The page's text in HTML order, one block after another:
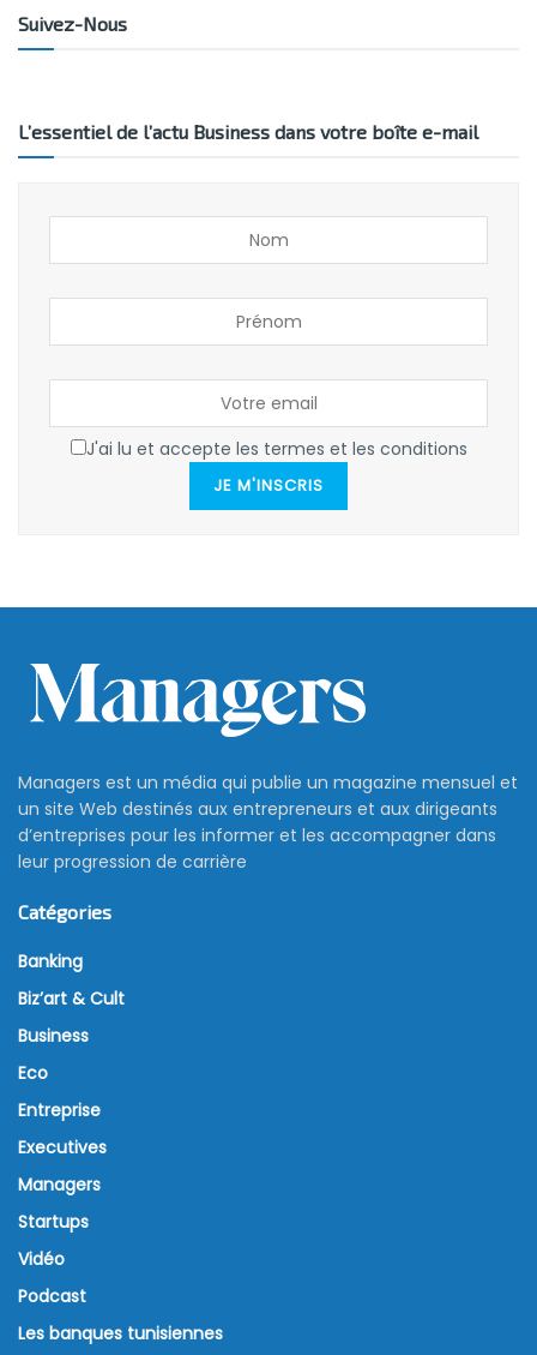
Suivez-Nous
L’essentiel de l’actu Business dans votre boîte e-mail
J'ai lu et accepte les termes et les conditions
JE M'INSCRIS
Managers est un média qui publie un magazine mensuel et
un site Web destinés aux entrepreneurs et aux dirigeants
d’entreprises pour les informer et les accompagner dans
leur progression de carrière
Catégories
Banking
Biz’art & Cult
Business
Eco
Entreprise
Executives
Managers
Startups
Vidéo
Podcast
Les banques tunisiennes